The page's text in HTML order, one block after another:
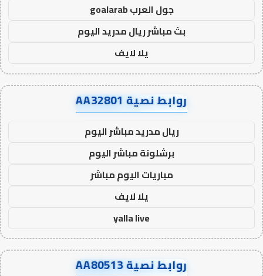
جول العرب goalarab
بث مباشر ريال مدريد اليوم
يلا لايف
روابط نصية AA32801
ريال مدريد مباشر اليوم
برشلونة مباشر اليوم
مباريات اليوم مباشر
يلا لايف
yalla live
روابط نصية AA80513